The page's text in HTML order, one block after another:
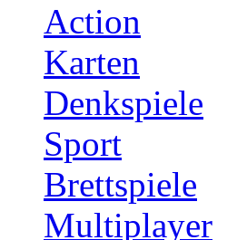
Action
Karten
Denkspiele
Sport
Brettspiele
Multiplayer